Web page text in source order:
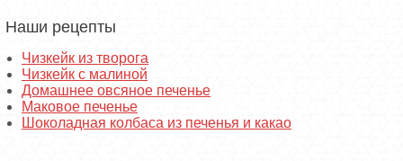
Наши рецепты
Чизкейк из творога
Чизкейк с малиной
Домашнее овсяное печенье
Маковое печенье
Шоколадная колбаса из печенья и какао